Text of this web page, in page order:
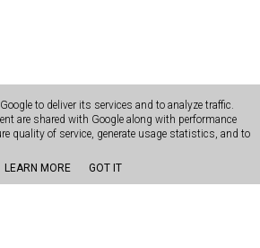
to deliver its services and to analyze traffic.
are shared with Google along with performance
quality of service, generate usage statistics, and to
LEARN MORE
GOT IT